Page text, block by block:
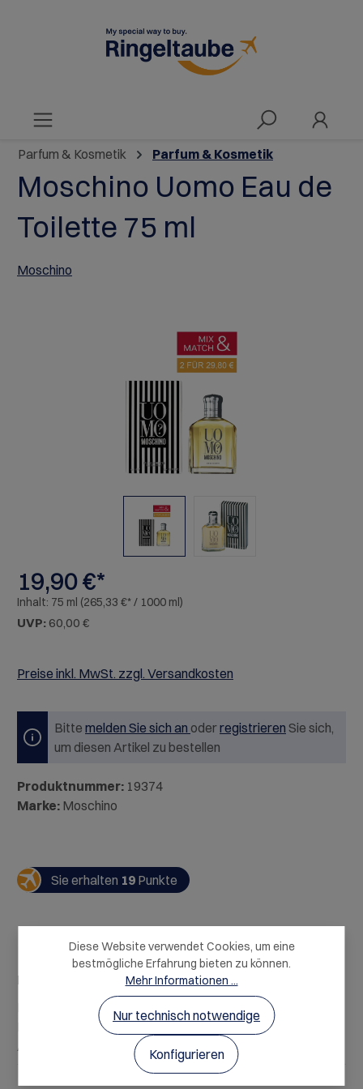
Parfum & Kosmetik Parfum & Kosmetik
Moschino Uomo Eau de
Toilette 75 ml
Moschino
19,90 €*
Inhalt: 75 ml (265,33 €* / 1000 ml)
UVP: 60,00 €
Preise inkl. MwSt. zzgl. Versandkosten
Bitte melden Sie sich an oderregistrieren Sie sich,
um diesen Artikel zu bestellen
Produktnummer: 19374
Marke: Moschino
Sie erhalten 19 Punkte
Beschreibung
Die Zartheit von Zyklamen. Die Frische von Kumquat und
Rosenholz. Die wohltuende Harmonie von Zedernholz,
Amber und Moschus.… Mehr
Diese Website verwendet Cookies, um eine
bestmögliche Erfahrung bieten zu können.
Mehr Informationen ...
Nur technisch notwendige
Konfigurieren